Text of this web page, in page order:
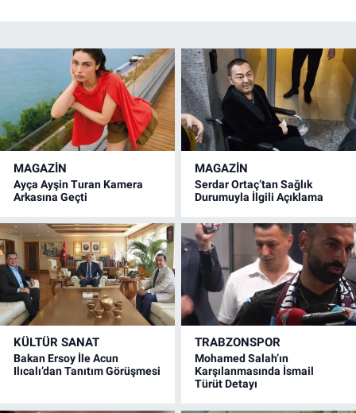
MAGAZİN
Ayça Ayşin Turan Kamera
Arkasına Geçti
MAGAZİN
Serdar Ortaç’tan Sağlık
Durumuyla İlgili Açıklama
KÜLTÜR SANAT
Bakan Ersoy İle Acun
Ilıcalı’dan Tanıtım Görüşmesi
TRABZONSPOR
Mohamed Salah’ın
Karşılanmasında İsmail
Türüt Detayı